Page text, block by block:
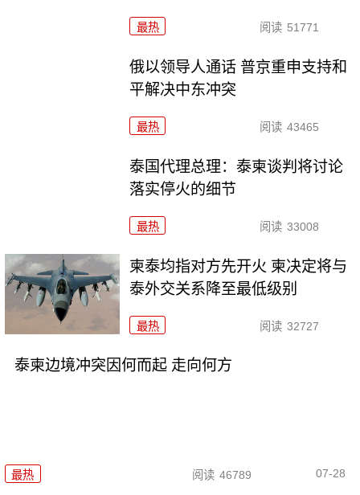
最热 阅读 51771
俄以领导人通话 普京重申支持和
平解决中东冲突
最热 阅读 43465
泰国代理总理：泰柬谈判将讨论
落实停火的细节
最热 阅读 33008
柬泰均指对方先开火 柬决定将与
泰外交关系降至最低级别
最热 阅读 32727
泰柬边境冲突因何而起 走向何方
最热 阅读 46789 07-28